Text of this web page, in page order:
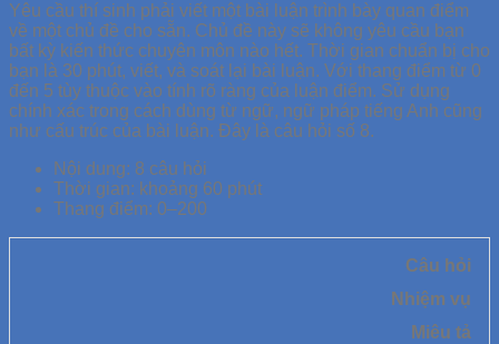
Yêu cầu thí sinh phải viết một bài luận trình bày quan điểm
về một chủ đề cho sẵn. Chủ đề này sẽ không yêu cầu bạn
bất kỳ kiến thức chuyên môn nào hết. Thời gian chuẩn bị cho
bạn là 30 phút, viết, và soát lại bài luận. Với thang điểm từ 0
đến 5 tùy thuộc vào tính rõ ràng của luận điểm. Sử dụng
chính xác trong cách dùng từ ngữ, ngữ pháp tiếng Anh cũng
như cấu trúc của bài luận. Đây là câu hỏi số 8.
Nội dung: 8 câu hỏi
Thời gian: khoảng 60 phút
Thang điểm: 0–200
Câu hỏi
Nhiệm vụ
Miêu tả